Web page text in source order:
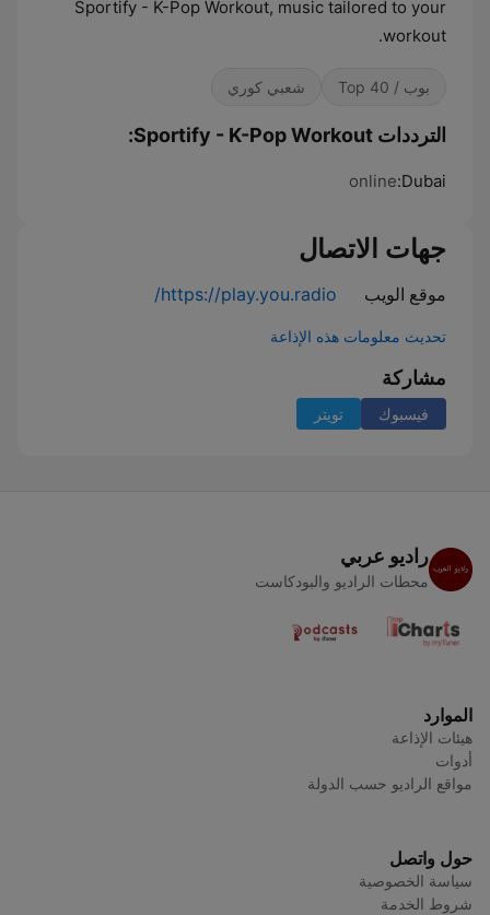
Sportify - K-Pop Workout, music tailored to your
workout.
بوب / Top 40 شعبي كوري
الترددات Sportify - K-Pop Workout:
Dubai:
online
جهات الاتصال
موقع الويب https://play.you.radio/
تحديث معلومات هذه الإذاعة
مشاركة
فيسبوك تويتر
راديو عربي
محطات الراديو والبودكاست
الموارد
هيئات الإذاعة
أدوات
مواقع الراديو حسب الدولة
حول واتصل
سياسة الخصوصية
شروط الخدمة